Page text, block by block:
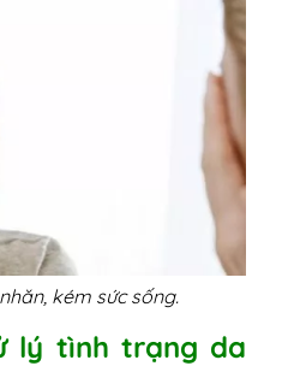
kém sức sống.
lý tình trạng da